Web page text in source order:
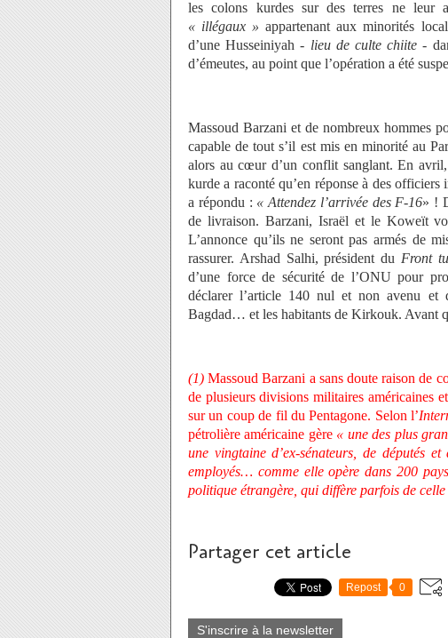
les colons kurdes sur des terres ne leur
« illégaux » appartenant aux minorités
d’une Husseiniyah - lieu de culte chiite -
d’émeutes, au point que l’opération a été
Massoud Barzani et de nombreux hommes
capable de tout s’il est mis en minorité au
alors au cœur d’un conflit sanglant. En
kurde a raconté qu’en réponse à des
a répondu : « Attendez l’arrivée des F-16» !
de livraison. Barzani, Israël et le Koweït
L’annonce qu’ils ne seront pas armés de
rassurer. Arshad Salhi, président du Front
d’une force de sécurité de l’ONU pour
déclarer l’article 140 nul et non avenu et
Bagdad… et les habitants de Kirkouk. Avant
(1) Massoud Barzani a sans doute raison de
de plusieurs divisions militaires américaines
sur un coup de fil du Pentagone. Selon l’
pétrolière américaine gère « une des plus
une vingtaine d’ex-sénateurs, de députés
employés… comme elle opère dans 200
politique étrangère, qui diffère parfois de
Partager cet article
Repost 0
S'inscrire à la newsletter